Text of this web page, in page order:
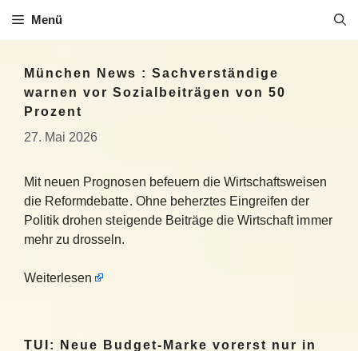
Inhalt
Menü
München News : Sachverständige
warnen vor Sozialbeiträgen von 50
Prozent
27. Mai 2026
Mit neuen Prognosen befeuern die Wirtschaftsweisen
die Reformdebatte. Ohne beherztes Eingreifen der
Politik drohen steigende Beiträge die Wirtschaft immer
mehr zu drosseln.
Weiterlesen
TUI: Neue Budget-Marke vorerst nur in